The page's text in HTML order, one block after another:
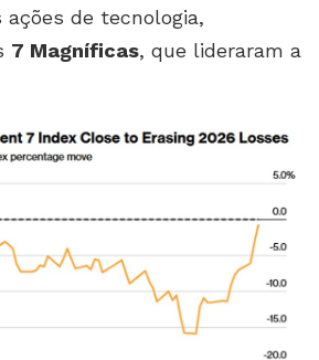
de tecnologia,
7 Magníficas, que lideraram a